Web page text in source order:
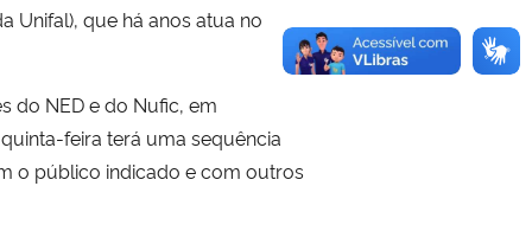
Unifal), que há anos atua no
do NED e do Nufic, em
feira terá uma sequência
o público indicado e com outros